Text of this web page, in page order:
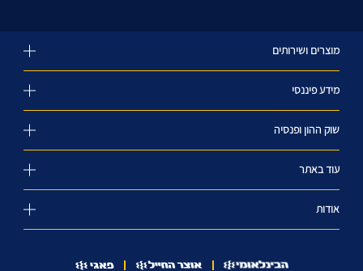
מוצרים ושירותים
מידע פיננסי
שוק ההון ופנסיה
עוד באתר
אודות